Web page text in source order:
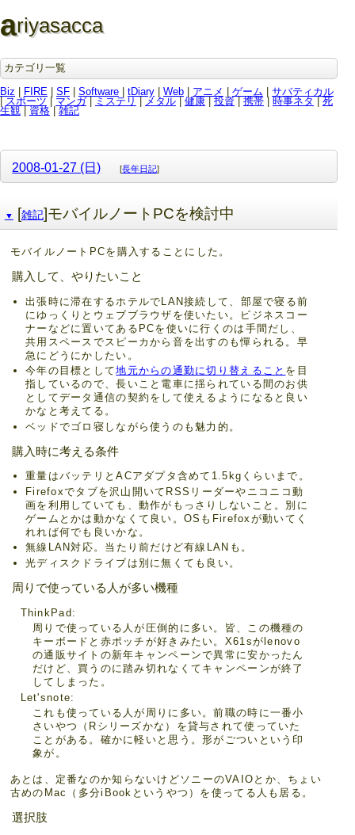
ariyasacca
カテゴリ一覧
Biz
FIRE SF Software tDiary Web アニメ ゲーム
サバティカル
スポーツ | マンガ| ミステリ メタル 健康 投資 携帯 | 時事ネタ
死
生観
資格| 雑記
2008-01-27 (日) [長年日記]
▼ [雑記]モバイルノートPCを検討中
モバイルノートPCを購入することにした。
購入して、やりたいこと
出張時に滞在するホテルでLAN接続して、部屋で寝る前
にゆっくりとウェブブラウザを使いたい。ビジネスコー
ナーなどに置いてあるPCを使いに行くのは手間だし、
共用スペースでスピーカから音を出すのも憚られる。早
急にどうにかしたい。
今年の目標として地元からの通勤に切り替えること を目
指しているので、長いこと電車に揺られている間のお供
としてデータ通信の契約をして使えるようになると良い
かなと考えてる。
ベッドでゴロ寝しながら使うのも魅力的。
購入時に考える条件
重量はバッテリとACアダプタ含めて1.5kgくらいまで。
Firefoxでタブを沢山開いてRSSリーダーやニコニコ動
画を利用していても、動作がもっさりしないこと。別に
ゲームとかは動かなくて良い。OSもFirefoxが動いてく
れれば何でも良いかな。
無線LAN対応。当たり前だけど有線LANも。
光ディスクドライブは別に無くても良い。
周りで使っている人が多い機種
ThinkPad
周りで使っている人が圧倒的に多い。皆、この機種の
キーボードと赤ポッチが好きみたい。X61sがlenovo
の通販サイトの新年キャンペーンで異常に安かったん
だけど、買うのに踏み切れなくてキャンペーンが終了
してしまった。
Let'snote
これも使っている人が周りに多い。前職の時に一番小
さいやつ（Rシリーズかな）を貸与されて使っていた
ことがある。確かに軽いと思う。形がごついという印
象が。
あとは、定番なのか知らないけどソニーのVAIOとか、ちょい
古めのMac（多分iBookというやつ）を使ってる人も居る。
選択肢